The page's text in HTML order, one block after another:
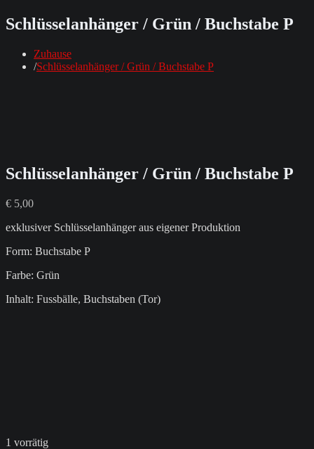
Schlüsselanhänger / Grün / Buchstabe P
Zuhause
Schlüsselanhänger / Grün / Buchstabe P
Schlüsselanhänger / Grün / Buchstabe P
€ 5,00
exklusiver Schlüsselanhänger aus eigener Produktion
Form: Buchstabe P
Farbe: Grün
Inhalt: Fussbälle, Buchstaben (Tor)
1 vorrätig